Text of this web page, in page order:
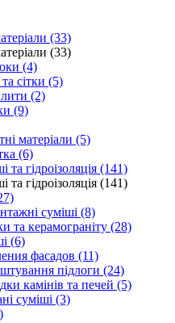
(33)
(33)
(4)
сітки (5)
(2)
(9)
матеріали (5)
(6)
та гідроізоляція (141)
та гідроізоляція (141)
суміші (8)
та керамограніту (28)
(6)
фасадов (11)
підлоги (24)
камінів та печей (5)
суміші (3)